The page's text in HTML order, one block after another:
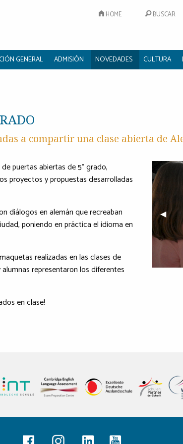
HOME BUSCAR
GENERAL ADMISIÓN NOVEDADES CULTURA
a compartir una clase abierta de
◀︎
puertas abiertas de 5° grado,
proyectos y propuestas desarrolladas
diálogos en alemán que recreaban
poniendo en práctica el idioma en
realizadas en las clases de
representaron los diferentes
en clase!